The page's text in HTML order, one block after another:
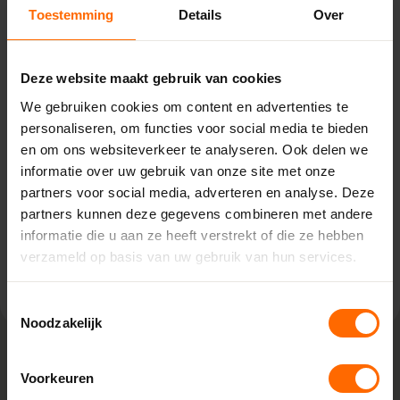
Toestemming Details Over
Deze website maakt gebruik van cookies
We gebruiken cookies om content en advertenties te
personaliseren, om functies voor social media te bieden
en om ons websiteverkeer te analyseren. Ook delen we
informatie over uw gebruik van onze site met onze
partners voor social media, adverteren en analyse. Deze
partners kunnen deze gegevens combineren met andere
informatie die u aan ze heeft verstrekt of die ze hebben
verzameld op basis van uw gebruik van hun services.
Noodzakelijk
Voorkeuren
Concordia
Dieverbrug 39,
7984 NH Dieverbrug
0513335000
dieverbrug@skodora.nl
Selecteren als mijn vestiging
Bekijk vestiging info
Lokaal geproduceerd in onze eigen